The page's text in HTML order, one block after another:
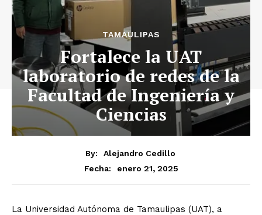
TAMAULIPAS
Fortalece la UAT
laboratorio de redes de la
Facultad de Ingeniería y
Ciencias
By:
Alejandro Cedillo
Fecha:
enero 21, 2025
La Universidad Autónoma de Tamaulipas (UAT), a